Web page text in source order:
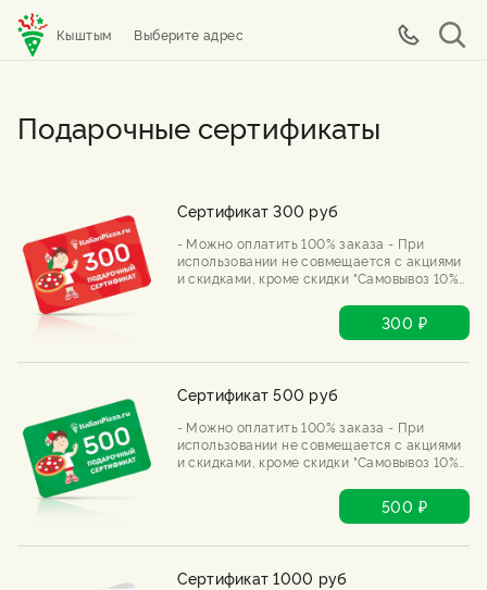
Кыштым Выберите адрес
Подарочные сертификаты
Сертификат 300 руб
- Можно оплатить 100% заказа - При
использовании не совмещается с акциями
и скидками, кроме скидки "Самовывоз 10%"
можно применить только 1 сертификат -
Воспользоваться можно только 1 раз - При
сертификата, оставшаяся часть сгорает.
300 ₽
Сертификат 500 руб
- Можно оплатить 100% заказа - При
использовании не совмещается с акциями
и скидками, кроме скидки "Самовывоз 10%"
можно применить только 1 сертификат -
Воспользоваться можно только 1 раз - При
сертификата, оставшаяся часть сгорает
500 ₽
Сертификат 1000 руб